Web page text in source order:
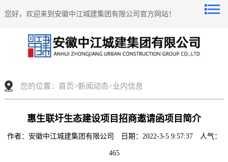
您好，欢迎来到安徽中江城建集团有限公司官方网站！
您的位置： 首页>新闻动态>业内信息
惠生联圩生态建设项目招商邀请函项目简介
作者：安徽中江城建集团有限公司 日期：2022-3-5 9:57:37 人气：
465